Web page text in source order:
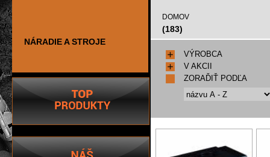
NÁRADIE A STROJE
DOMOV
(183)
VÝROBCA
V AKCII
ZORAĎIŤ PODĽA